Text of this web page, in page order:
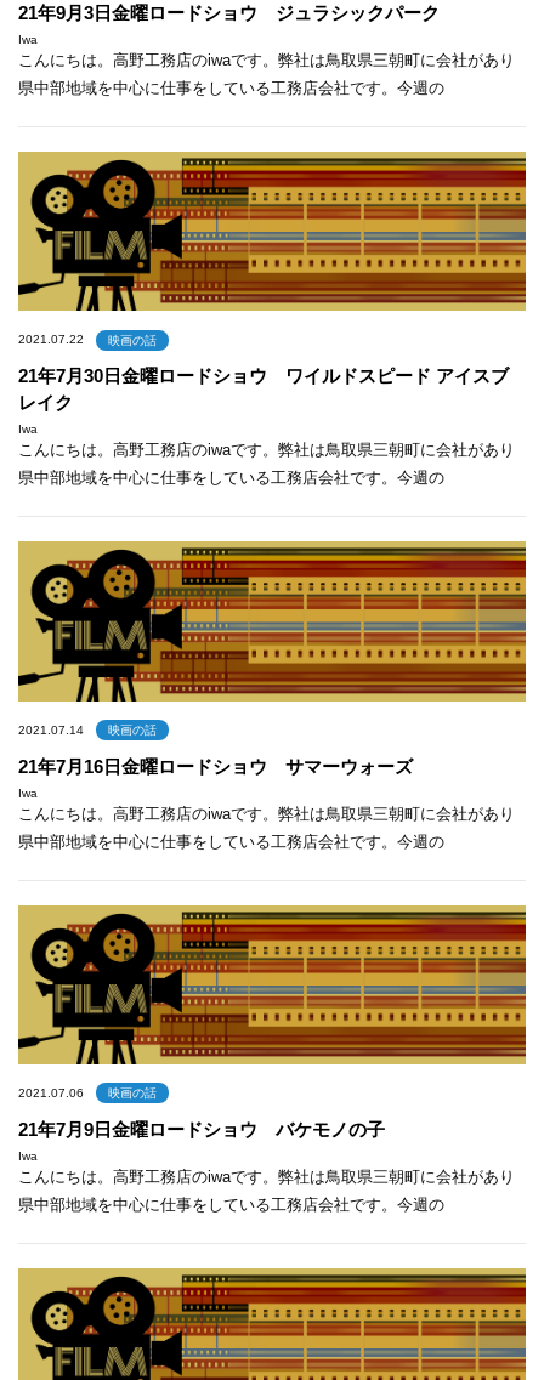
21年9月3日金曜ロードショウ ジュラシックパーク
Iwa
こんにちは。高野工務店のiwaです。弊社は鳥取県三朝町に会社があり
県中部地域を中心に仕事をしている工務店会社です。今週の
2021.07.22 映画の話
21年7月30日金曜ロードショウ ワイルドスピード アイスブ
レイク
Iwa
こんにちは。高野工務店のiwaです。弊社は鳥取県三朝町に会社があり
県中部地域を中心に仕事をしている工務店会社です。今週の
2021.07.14 映画の話
21年7月16日金曜ロードショウ サマーウォーズ
Iwa
こんにちは。高野工務店のiwaです。弊社は鳥取県三朝町に会社があり
県中部地域を中心に仕事をしている工務店会社です。今週の
2021.07.06 映画の話
21年7月9日金曜ロードショウ バケモノの子
Iwa
こんにちは。高野工務店のiwaです。弊社は鳥取県三朝町に会社があり
県中部地域を中心に仕事をしている工務店会社です。今週の